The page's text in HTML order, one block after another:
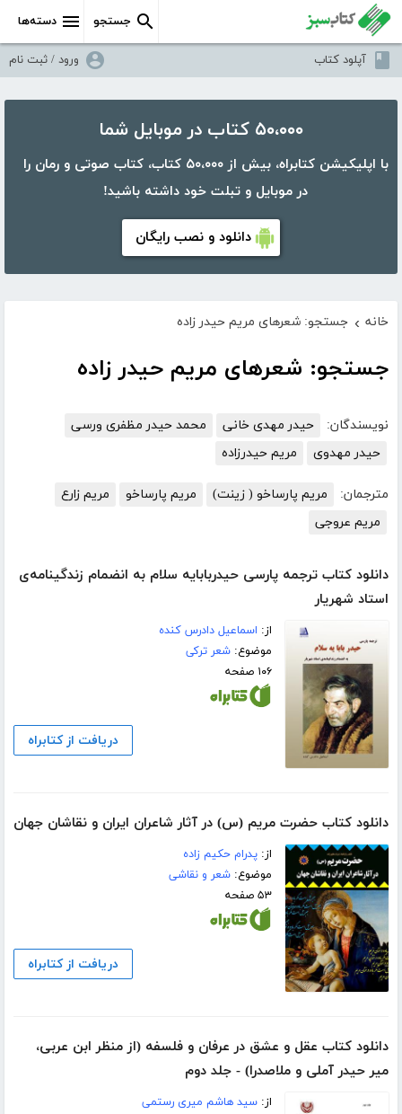
دسته‌ها جستجو
آپلود کتاب ورود / ثبت نام
۵۰،۰۰۰ کتاب در موبایل شما
با اپلیکیشن کتابراه، بیش از ۵۰،۰۰۰ کتاب، کتاب صوتی و رمان را
در موبایل و تبلت خود داشته باشید!
دانلود و نصب رایگان
خانه › جستجو: شعرهای مریم حیدر زاده
جستجو: شعرهای مریم حیدر زاده
نویسندگان: حیدر مهدی خانی
محمد حیدر مظفری ورسی
حیدر مهدوی
مریم حیدرزاده
مترجمان: مریم پارساخو ( زینت) مریم پارساخو
مریم زارع
مریم عروجی
دانلود کتاب ترجمه پارسی حیدربابایه سلام به انضمام زندگینامه‌‌ی
استاد شهریار
از: اسماعیل دادرس کنده
موضوع:شعر ترکی
۱۰۶ صفحه
دریافت از کتابراه
دانلود کتاب حضرت مریم (س) در آثار شاعران ایران و نقاشان جهان
از:پدرام حکیم زاده
موضوع:شعر و نقاشی
۵۳ صفحه
دریافت از کتابراه
دانلود کتاب عقل و عشق در عرفان و فلسفه (از منظر ابن عربی،
میر حیدر آملی و ملاصدرا) - جلد دوم
از:سید هاشم میری رستمی